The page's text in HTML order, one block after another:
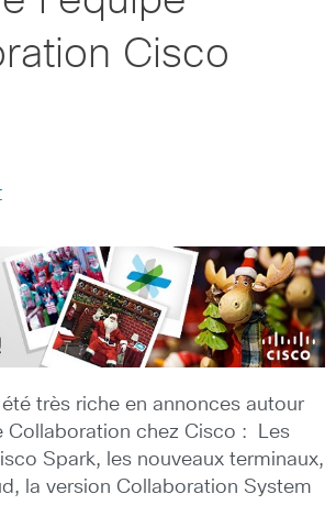
Cisco
été très riche en annonces autour
Collaboration chez Cisco : Les
Spark, les nouveaux terminaux,
la version Collaboration System